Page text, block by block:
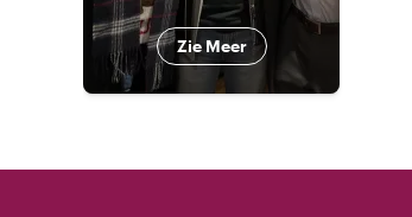
Zie Meer